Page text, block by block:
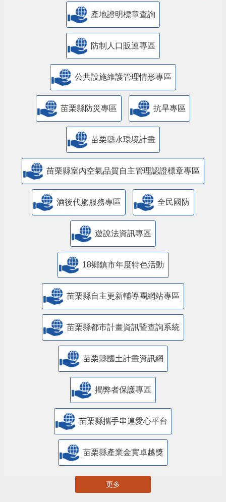
產地證明標章查詢
防制人口販運專區
​公共設施維護管理情形專區
苗栗縣防災專區 抗旱專區
苗栗縣水環境計畫
苗栗縣室內空氣品質自主管理認證標章專區
酒後代駕服務專區 全民國防
遊說法資訊專區
18鄉鎮市年度特色活動
苗栗縣自主更新輔導團網站專區
苗栗縣都市計畫資訊暨查詢系統
苗栗縣國土計畫資訊網
揭弊者保護專區
苗栗縣攜手串連愛心平台
苗栗縣產業金實卓越獎
更多